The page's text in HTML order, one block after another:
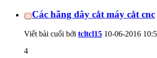
Các hãng dây cắt máy cắt cnc
Viết bài cuối bởi tcltcl15 10-06-2016
4